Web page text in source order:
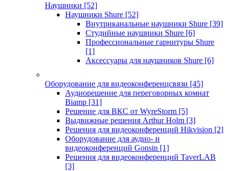
Наушники [52]
Наушники Shure [52]
Внутриканальные наушники Shure [39]
Студийные наушники Shure [6]
Профессиональные гарнитуры Shure
[1]
Аксессуары для наушников Shure [6]
Оборудование для видеоконференцсвязи [45]
Аудиорешение для переговорных комнат
Biamp [31]
Решение для ВКС от WyreStorm [5]
Выдвижные решения Arthur Holm [3]
Решения для видеоконференций Hikvision [2]
Оборудование для аудио- и
видеоконференций Gonsin [1]
Решения для видеоконференций TaverLAB
[3]